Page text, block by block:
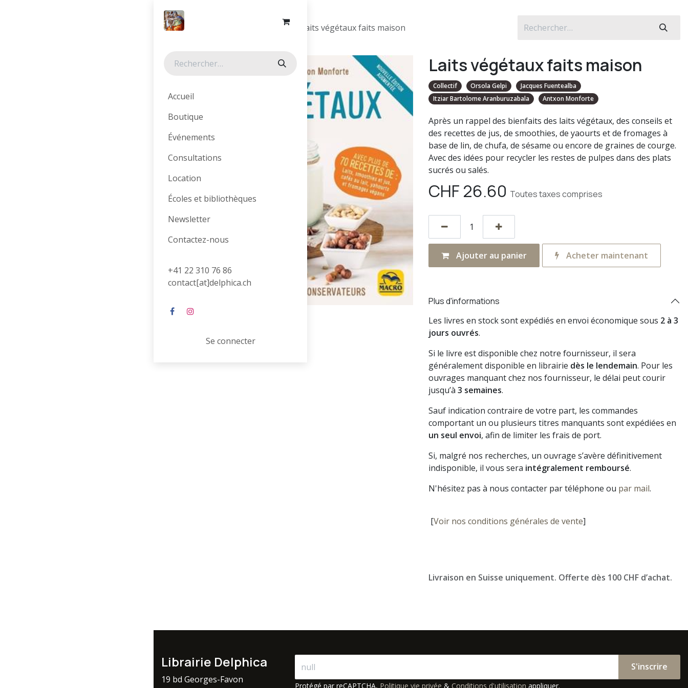
Accueil
Boutique
Événements
Consultations
Location
Écoles et bibliothèques
Newsletter
Contactez-nous
+41 22 310 76 86
contact[at]delphica.ch
Se connecter
Tous les produits Alimentation Laits végétaux faits maison
Laits végétaux faits maison
Collectif Orsola Gelpi
Jacques Fuentealba
Itziar Bartolome Aranburuzabala
Antxon Monforte
Après un rappel des bienfaits des laits végétaux, des conseils et
des recettes de jus, de smoothies, de yaourts et de fromages à
base de lin, de chufa, de sésame ou encore de graines de courge.
Avec des idées pour recycler les restes de pulpes dans des plats
sucrés ou salés.
CHF 26.60 Toutes taxes comprises
Ajouter au panier Acheter maintenant
Plus d'informations
Les livres en stock sont expédiés en envoi économique sous 2 à 3
jours ouvrés.
Si le livre est disponible chez notre fournisseur, il sera
généralement disponible en librairie dès le lendemain. Pour les
ouvrages manquant chez nos fournisseur, le délai peut courir
jusqu’à 3 semaines.
Sauf indication contraire de votre part, les commandes
comportant un ou plusieurs titres manquants sont expédiées en
un seul envoi, afin de limiter les frais de port.
Si, malgré nos recherches, un ouvrage s’avère définitivement
indisponible, il vous sera intégralement remboursé.
N'hésitez pas à nous contacter par téléphone ou par mail.
[Voir nos conditions générales de vente]
Livraison en Suisse uniquement. Offerte dès 100 CHF d’achat.
Librairie Delphica
19 bd Georges-Favon
S'inscrire
Protégé par reCAPTCHA, Politique vie privée & Conditions d'utilisation appliquer.